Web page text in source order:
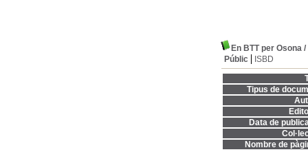
En BTT per Osona /
Públic
ISBD
Tipus de
Data de
Nombre de